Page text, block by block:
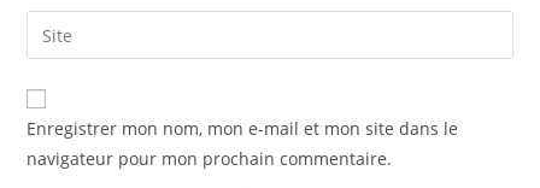
comment
email
address
comment
Saisir
l’URL
de
votre
(facultatif)
Enregistrer mon nom, mon e-mail et mon site dans le
navigateur pour mon prochain commentaire.